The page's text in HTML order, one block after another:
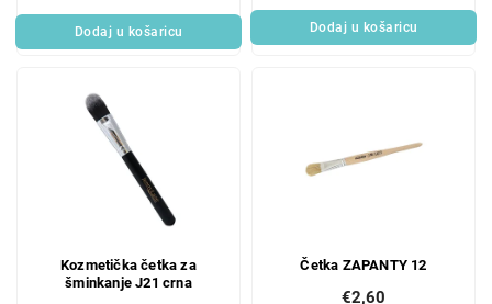
Dodaj u košaricu Dodaj u košaricu
Kozmetička četka za
šminkanje J21 crna
Četka ZAPANTY 12
€2,60